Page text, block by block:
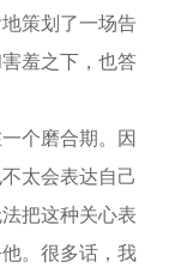
策划了一场告
羞之下，也答
个磨合期。因
太会表达自己
把这种关心表
。很多话，我